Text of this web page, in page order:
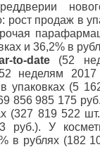
рост продаж в
и 36,2% в
to-date(52
неделям
упаковках (5
856 985 175
(327 819 522
руб.). У
в рублях (182